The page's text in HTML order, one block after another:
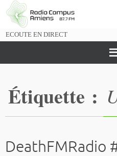
Passer
vers
ECOUTE EN DIRECT
Étiquette :
DeathFMRadio